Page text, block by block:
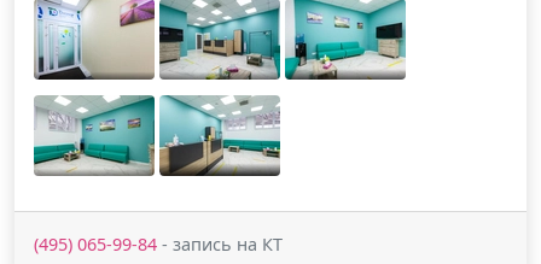
(495) 065-99-84 - запись на КТ